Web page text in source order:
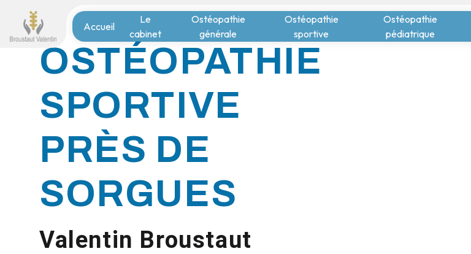
Accueil
Le
cabinet
Ostéopathie
générale
Ostéopathie
sportive
Ostéopathie
pédiatrique
OSTÉOPATHIE
SPORTIVE
PRÈS DE
SORGUES
Valentin Broustaut